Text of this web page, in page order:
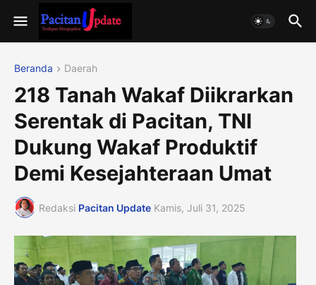
Beranda Daerah
218 Tanah Wakaf Diikrarkan
Serentak di Pacitan, TNI
Dukung Wakaf Produktif
Demi Kesejahteraan Umat
Redaksi Pacitan Update Kamis, Juli 31, 2025